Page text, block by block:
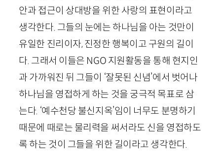
안과 접근이 상대방을 위한 사랑의 표현이라고
생각한다. 그들의 눈에는 하나님을 아는 것만이
유일한 진리이자, 진정한 행복이고 구원의 길이
다. 그래서 이들은 NGO 지원활동을 통해 현지인
과 가까워진 뒤 그들이 ‘잘못된 신념’에서 벗어나
하나님을 영접하게 하는 것을 궁극적 목표로 삼
는다. ‘예수천당 불신지옥’임이 너무도 분명하기
때문에 때로는 물리력을 써서라도 신을 영접하도
록 하는 것이 그들을 위한 길이라고 생각한다.